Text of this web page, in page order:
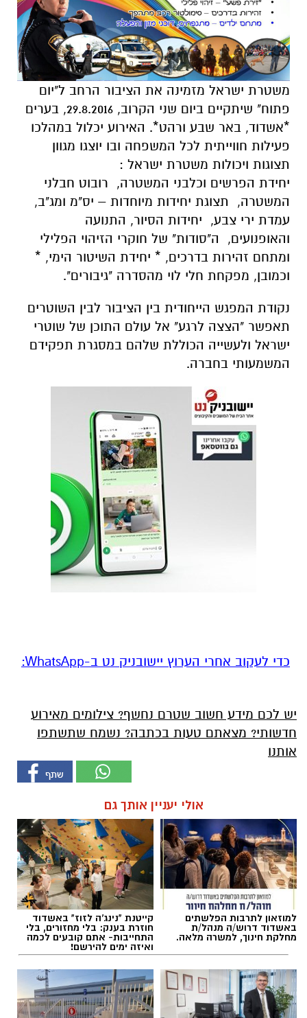
משטרת ישראל מזמינה את הציבור הרחב ל"יום
פתוח" שיתקיים ביום שני הקרוב, 29.8.2016, בערים
*אשדוד, באר שבע ורהט*. האירוע יכלול במהלכו
פעילות חווייתית לכל המשפחה ובו יוצגו מגוון
תצוגות ויכולות משטרת ישראל :
יחידת הפרשים וכלבני המשטרה, רובוט חבלני
המשטרה, תצוגת יחידות מיוחדות – יס"מ ומג"ב,
עמדת ירי צבע, יחידות הסיור, התנועה
והאופנועים, ה"סודות" של חוקרי הזיהוי הפלילי
ומתחם זהירות בדרכים, * יחידת השיטור הימי, *
וכמובן, מפקחת חלי לוי מהסדרה "גיבורים".
נקודת המפגש הייחודית בין הציבור לבין השוטרים
תאפשר "הצצה לרגע" אל עולם התוכן של שוטרי
ישראל ולעשייה הכוללת שלהם במסגרת תפקידם
המשמעותי בחברה.
‏כדי לעקוב אחרי הערוץ יישובניק נט ב-WhatsApp:‏‏‏
יש לכם מידע חשוב שטרם נחשף? צילומים מאירוע
חדשותי? מצאתם טעות בכתבה? נשמח שתשתפו
אותנו
אולי יעניין אותך גם
למוזאון לתרבות הפלשתים
באשדוד דרוש/ה מנהל/ת
מחלקת חינוך, למשרה מלאה.
קייטנת "נינג'ה לזוז" באשדוד
חוזרת בענק: בלי מחזורים, בלי
התחייבות- אתם קובעים לכמה
ואיזה ימים להירשם!